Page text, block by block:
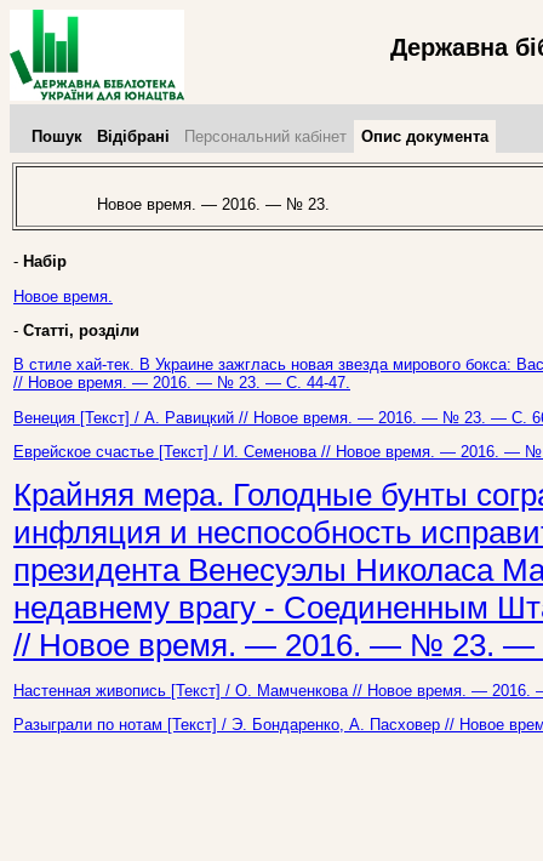
Державна
Пошук Відібрані Персональний кабінет Опис документа
Новое время. — 2016. — № 23.
- Набір
Новое время.
- Статті, розділи
В стиле хай-тек. В Украине зажглась новая звезда мирового бокса:
// Новое время. — 2016. — № 23. — С. 44-47.
Венеция [Текст] / А. Равицкий // Новое время. — 2016. — № 23. — С.
Еврейское счастье [Текст] / И. Семенова // Новое время. — 2016. —
Крайняя мера. Голодные бунты
инфляция и неспособность
президента Венесуэлы Николаса
недавнему врагу - Соединенным
// Новое время. — 2016. — № 23. —
Настенная живопись [Текст] / О. Мамченкова // Новое время. —
Разыграли по нотам [Текст] / Э. Бондаренко, А. Пасховер // Новое